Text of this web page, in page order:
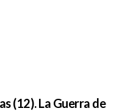
(12). La Guerra de